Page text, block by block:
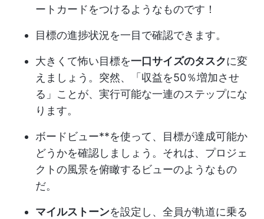
ートカードをつけるようなものです！
目標の進捗状況を一目で確認できます。
大きくて怖い目標を一口サイズのタスクに変
えましょう。突然、「収益を50％増加させ
る」ことが、実行可能な一連のステップにな
ります。
ボードビュー**を使って、目標が達成可能か
どうかを確認しましょう。それは、プロジェ
クトの風景を俯瞰するビューのようなもの
だ。
マイルストーンを設定し、全員が軌道に乗る